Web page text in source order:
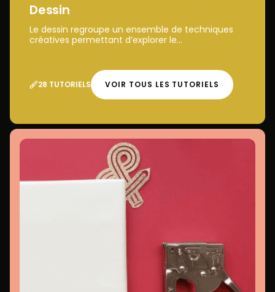
Dessin
Le dessin regroupe un ensemble de techniques
créatives permettant d’explorer le...
28 TUTORIELS VOIR TOUS LES TUTORIELS